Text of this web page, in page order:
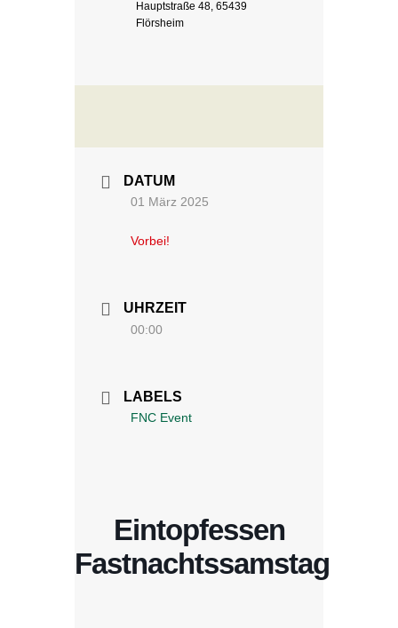
Hauptstraße 48, 65439
Flörsheim
DATUM
01 März 2025
Vorbei!
UHRZEIT
00:00
LABELS
FNC Event
Eintopfessen
Fastnachtssamstag